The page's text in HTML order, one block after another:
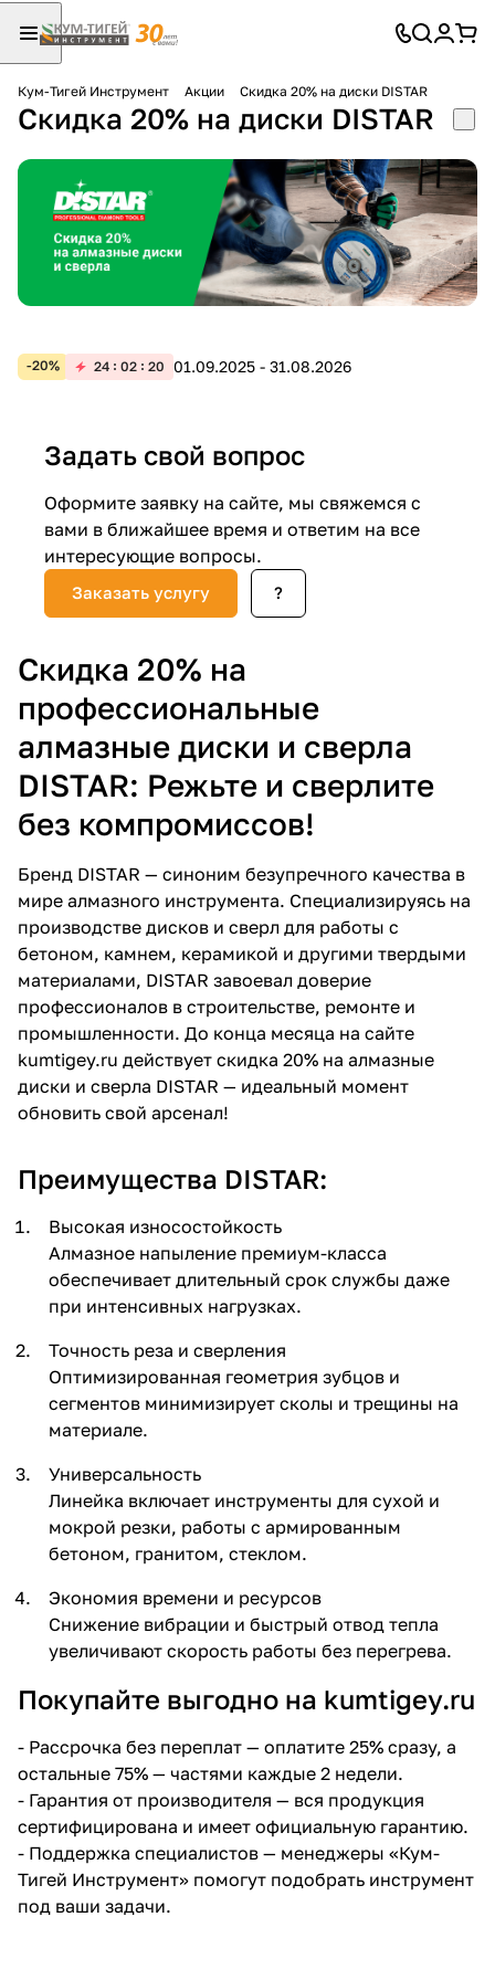
Кум-Тигей Инструмент Акции Скидка 20% на диски DISTAR
Скидка 20% на диски DISTAR
-20% 24 02 20 01.09.2025 - 31.08.2026
Задать свой вопрос
Оформите заявку на сайте, мы свяжемся с
вами в ближайшее время и ответим на все
интересующие вопросы.
Заказать услугу ?
Скидка 20% на
профессиональные
алмазные диски и сверла
DISTAR: Режьте и сверлите
без компромиссов!
Бренд DISTAR — синоним безупречного качества в
мире алмазного инструмента. Специализируясь на
производстве дисков и сверл для работы с
бетоном, камнем, керамикой и другими твердыми
материалами, DISTAR завоевал доверие
профессионалов в строительстве, ремонте и
промышленности. До конца месяца на сайте
kumtigey.ru действует скидка 20% на алмазные
диски и сверла DISTAR — идеальный момент
обновить свой арсенал!
Преимущества DISTAR:
Высокая износостойкость
Алмазное напыление премиум-класса
обеспечивает длительный срок службы даже
при интенсивных нагрузках.
Точность реза и сверления
Оптимизированная геометрия зубцов и
сегментов минимизирует сколы и трещины на
материале.
Универсальность
Линейка включает инструменты для сухой и
мокрой резки, работы с армированным
бетоном, гранитом, стеклом.
Экономия времени и ресурсов
Снижение вибрации и быстрый отвод тепла
увеличивают скорость работы без перегрева.
Покупайте выгодно на kumtigey.ru
- Рассрочка без переплат — оплатите 25% сразу, а
остальные 75% — частями каждые 2 недели.
- Гарантия от производителя — вся продукция
сертифицирована и имеет официальную гарантию.
- Поддержка специалистов — менеджеры «Кум-
Тигей Инструмент» помогут подобрать инструмент
под ваши задачи.
Для клиентов всех банков
Разбейте
оплатуна части
без переплат
Добавляйте товары
в корзину
% картой любого банка
Получайте товар
выбранный способом
Оставшиеся75% будут
по25% каждые 2 недели
Подробнее
об оплате Плайтом
раз в 2 недели
Остались вопросы?
plait.ru